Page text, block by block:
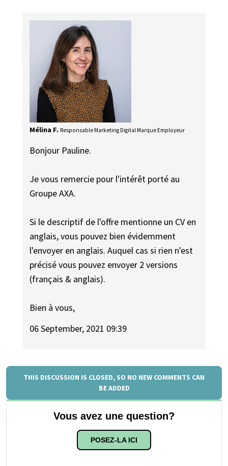
Mélina F. Responsable Marketing Digital Marque Employeur
Bonjour Pauline.
Je vous remercie pour l'intérêt porté au
Groupe AXA.
Si le descriptif de l'offre mentionne un CV en
anglais, vous pouvez bien évidemment
l'envoyer en anglais. Auquel cas si rien n'est
précisé vous pouvez envoyer 2 versions
(français & anglais).
Bien à vous,
06 September, 2021 09:39
THIS DISCUSSION IS CLOSED, SO NO NEW COMMENTS CAN
BE ADDED
Vous avez une question?
POSEZ-LA ICI